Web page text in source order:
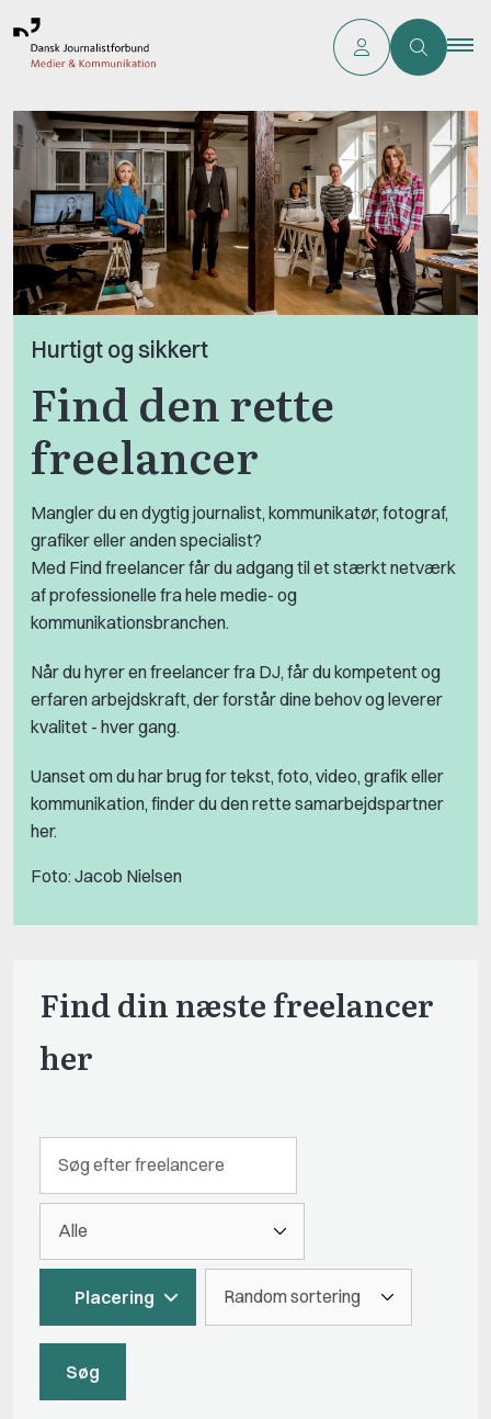
Hurtigt og sikkert
Find den rette
freelancer
Mangler du en dygtig journalist, kommunikatør, fotograf,
grafiker eller anden specialist?
Med Find freelancer får du adgang til et stærkt netværk
af professionelle fra hele medie- og
kommunikationsbranchen.
Når du hyrer en freelancer fra DJ, får du kompetent og
erfaren arbejdskraft, der forstår dine behov og leverer
kvalitet - hver gang.
Uanset om du har brug for tekst, foto, video, grafik eller
kommunikation, finder du den rette samarbejdspartner
her.
Foto: Jacob Nielsen
Find din næste freelancer
her
Placering
Søg